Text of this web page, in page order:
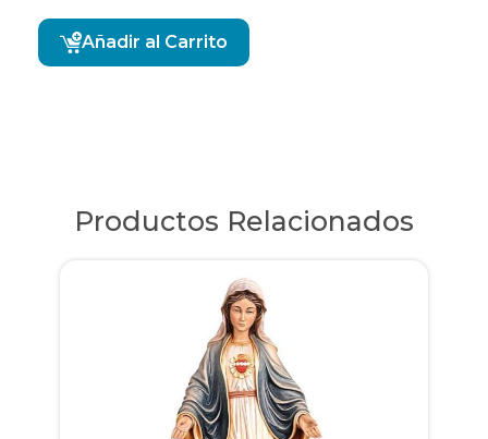
Añadir al Carrito
Productos Relacionados